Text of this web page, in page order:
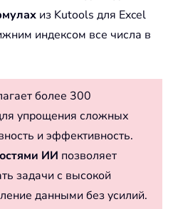
из Kutools для Excel
индексом все числа в
более 300
упрощения сложных
и эффективность.
ИИ позволяет
задачи с высокой
данными без усилий.